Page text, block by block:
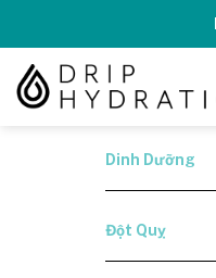
content
Dinh Dưỡng
Đột Quỵ